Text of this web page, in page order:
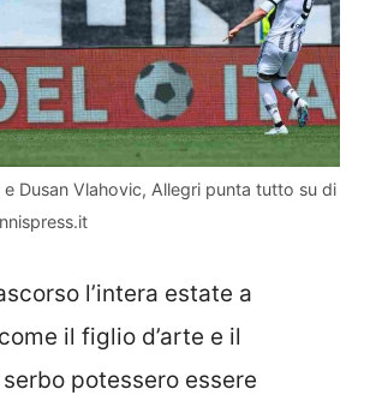
e Dusan Vlahovic, Allegri punta tutto su di
l’intera estate a
il figlio d’arte e il
potessero essere